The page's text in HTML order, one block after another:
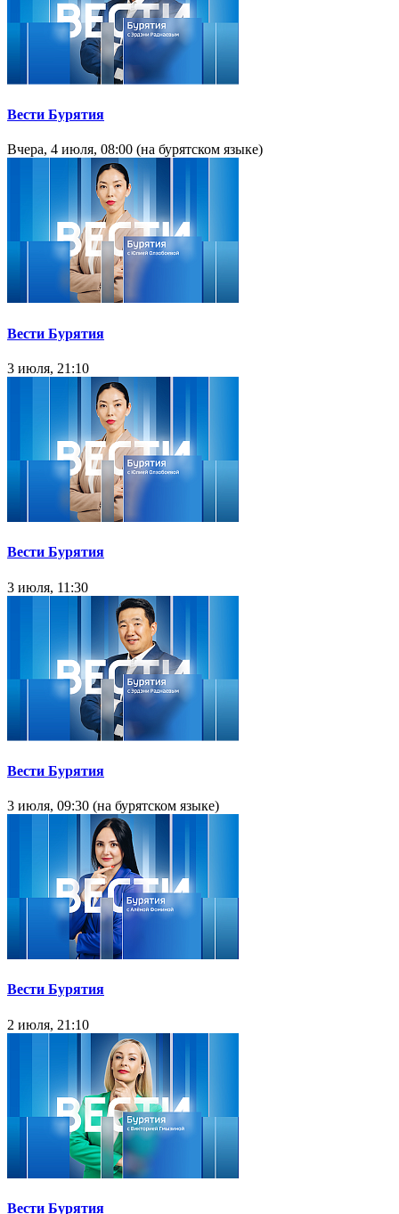
Вести Бурятия
Вчера, 4 июля, 08:00 (на бурятском языке)
Вести Бурятия
3 июля, 21:10
Вести Бурятия
3 июля, 11:30
Вести Бурятия
3 июля, 09:30 (на бурятском языке)
Вести Бурятия
2 июля, 21:10
Вести Бурятия